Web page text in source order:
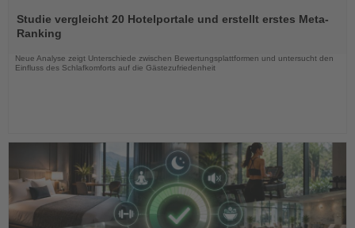
Sie
die
Nachrichten
Studie vergleicht 20 Hotelportale und erstellt erstes Meta-
Ranking
Neue Analyse zeigt Unterschiede zwischen Bewertungsplattformen und untersucht den
Einfluss des Schlafkomforts auf die Gästezufriedenheit